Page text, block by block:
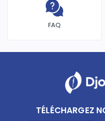
FAQ
TÉLÉCHARGEZ